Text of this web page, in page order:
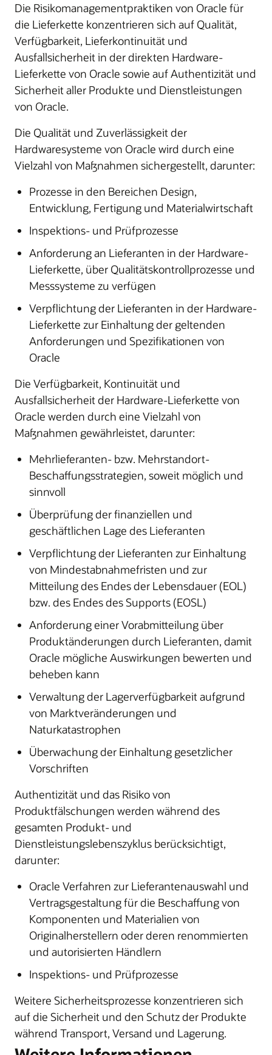
Die Risikomanagementpraktiken von Oracle für
die Lieferkette konzentrieren sich auf Qualität,
Verfügbarkeit, Lieferkontinuität und
Ausfallsicherheit in der direkten Hardware-
Lieferkette von Oracle sowie auf Authentizität und
Sicherheit aller Produkte und Dienstleistungen
von Oracle.
Die Qualität und Zuverlässigkeit der
Hardwaresysteme von Oracle wird durch eine
Vielzahl von Maßnahmen sichergestellt, darunter:
Prozesse in den Bereichen Design,
Entwicklung, Fertigung und Materialwirtschaft
Inspektions- und Prüfprozesse
Anforderung an Lieferanten in der Hardware-
Lieferkette, über Qualitätskontrollprozesse und
Messsysteme zu verfügen
Verpflichtung der Lieferanten in der Hardware-
Lieferkette zur Einhaltung der geltenden
Anforderungen und Spezifikationen von
Oracle
Die Verfügbarkeit, Kontinuität und
Ausfallsicherheit der Hardware-Lieferkette von
Oracle werden durch eine Vielzahl von
Maßnahmen gewährleistet, darunter:
Mehrlieferanten- bzw. Mehrstandort-
Beschaffungsstrategien, soweit möglich und
sinnvoll
Überprüfung der finanziellen und
geschäftlichen Lage des Lieferanten
Verpflichtung der Lieferanten zur Einhaltung
von Mindestabnahmefristen und zur
Mitteilung des Endes der Lebensdauer (EOL)
bzw. des Endes des Supports (EOSL)
Anforderung einer Vorabmitteilung über
Produktänderungen durch Lieferanten, damit
Oracle mögliche Auswirkungen bewerten und
beheben kann
Verwaltung der Lagerverfügbarkeit aufgrund
von Marktveränderungen und
Naturkatastrophen
Überwachung der Einhaltung gesetzlicher
Vorschriften
Authentizität und das Risiko von
Produktfälschungen werden während des
gesamten Produkt- und
Dienstleistungslebenszyklus berücksichtigt,
darunter:
Oracle Verfahren zur Lieferantenauswahl und
Vertragsgestaltung für die Beschaffung von
Komponenten und Materialien von
Originalherstellern oder deren renommierten
und autorisierten Händlern
Inspektions- und Prüfprozesse
Weitere Sicherheitsprozesse konzentrieren sich
auf die Sicherheit und den Schutz der Produkte
während Transport, Versand und Lagerung.